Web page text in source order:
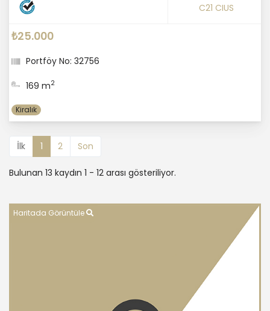
C21 CIUS
₺25.000
Portföy No: 32756
169 m2
Kiralık
İlk 1 2 Son
Bulunan 13 kaydın 1 - 12 arası gösteriliyor.
Haritada Görüntüle